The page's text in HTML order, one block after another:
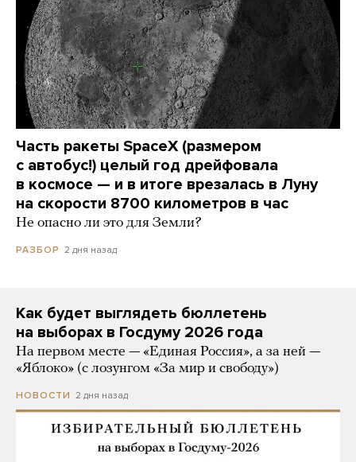
Часть ракеты SpaceX (размером
с автобус!) целый год дрейфовала
в космосе — и в итоге врезалась в Луну
на скорости 8700 километров в час
Не опасно ли это для Земли?
РАЗБОР 2 дня назад
Как будет выглядеть бюллетень
на выборах в Госдуму 2026 года
На первом месте — «Единая Россия», а за ней —
«Яблоко» (с лозунгом «За мир и свободу»)
НОВОСТИ 2 дня назад